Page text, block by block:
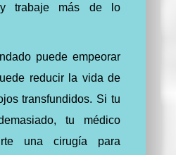
trabaje más de lo
puede empeorar
reducir la vida de
transfundidos. Si tu
tu médico
una cirugía para